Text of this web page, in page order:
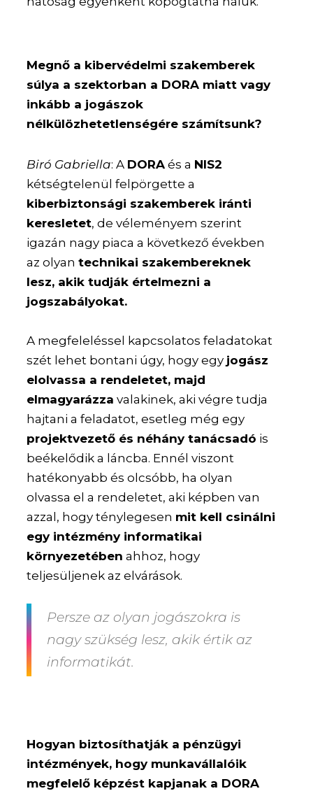
Megnő a kibervédelmi szakemberek
súlya a szektorban a DORA miatt vagy
inkább a jogászok
nélkülözhetetlenségére számítsunk?
Biró Gabriella: A DORA és a NIS2
kétségtelenül felpörgette a
kiberbiztonsági szakemberek iránti
keresletet, de véleményem szerint
igazán nagy piaca a következő években
az olyantechnikai szakembereknek
lesz, akik tudják értelmezni a
jogszabályokat.
A megfeleléssel kapcsolatos feladatokat
szét lehet bontani úgy, hogy egy jogász
elolvassa a rendeletet, majd
elmagyarázza valakinek, aki végre tudja
hajtani a feladatot, esetleg még egy
projektvezető és néhány tanácsadó is
beékelődik a láncba. Ennél viszont
hatékonyabb és olcsóbb, ha olyan
olvassa el a rendeletet, aki képben van
azzal, hogy ténylegesen mit kell csinálni
egy intézmény informatikai
környezetében ahhoz, hogy
teljesüljenek az elvárások.
Persze az olyan jogászokra is
nagy szükség lesz, akik értik az
informatikát.
Hogyan biztosíthatják a pénzügyi
intézmények, hogy munkavállalóik
megfelelő képzést kapjanak a DORA